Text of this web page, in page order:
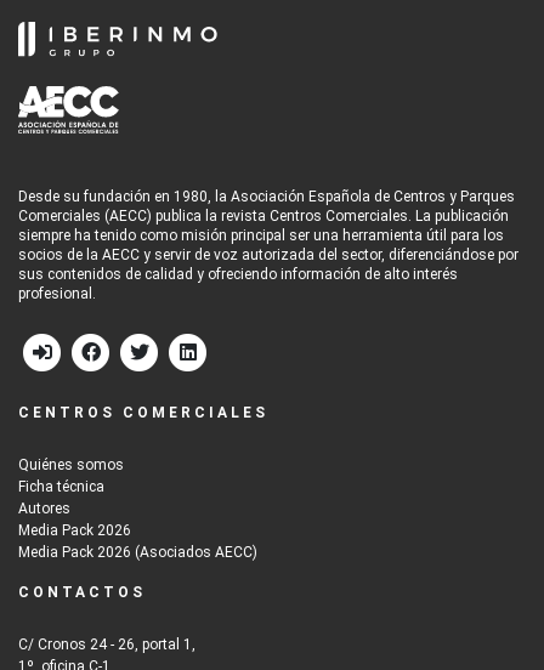
Desde su fundación en 1980, la Asociación Española de Centros y Parques
Comerciales (AECC) publica la revista Centros Comerciales. La publicación
siempre ha tenido como misión principal ser una herramienta útil para los
socios de la AECC y servir de voz autorizada del sector, diferenciándose por
sus contenidos de calidad y ofreciendo información de alto interés
profesional.
CENTROS COMERCIALES
Quiénes somos
Ficha técnica
Autores
Media Pack 2026
Media Pack 2026 (Asociados AECC)
CONTACTOS
C/ Cronos 24 - 26, portal 1,